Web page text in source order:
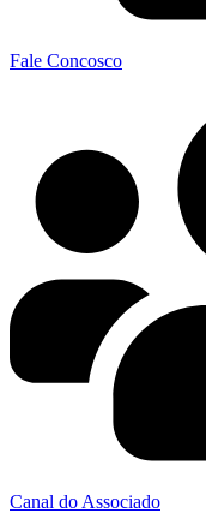
Fale Concosco
Canal do Associado